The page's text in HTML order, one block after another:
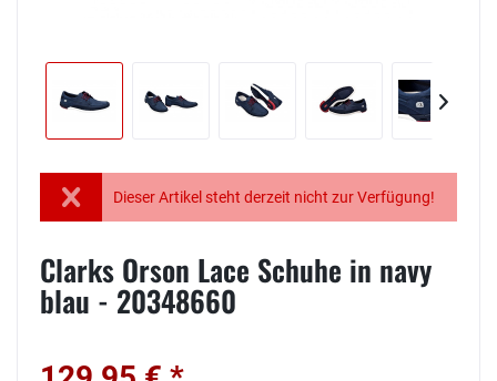
Dieser Artikel steht derzeit nicht zur Verfügung!
Clarks Orson Lace Schuhe in navy
blau - 20348660